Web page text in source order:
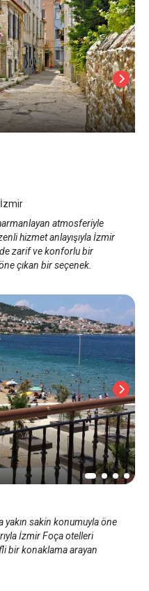
İzmir
atmosferiyle
hizmet anlayışıyla İzmir
zarif ve konforlu bir
çıkan bir seçenek.
yakın sakin konumuyla öne
İzmir Foça otelleri
bir konaklama arayan